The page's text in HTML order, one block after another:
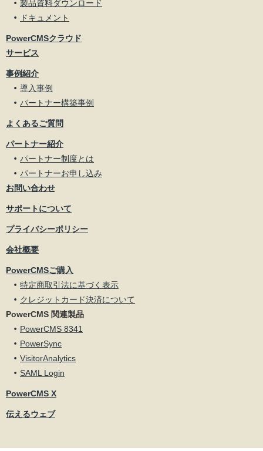
製品資料ダウンロード
ドキュメント
PowerCMSクラウド
サービス
事例紹介
導入事例
パートナー構築事例
よくあるご質問
パートナー紹介
パートナー制度とは
パートナーお申し込み
お問い合わせ
サポートについて
プライバシーポリシー
会社概要
PowerCMSご購入
特定商取引法に基づく表示
クレジットカード決済について
PowerCMS 関連製品
PowerCMS 8341
PowerSync
VisitorAnalytics
SAML Login
PowerCMS X
伝えるウェブ